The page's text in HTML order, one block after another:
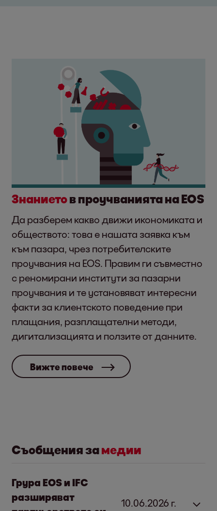
Знаниетов проучванията на EOS
Да разберем какво движи икономиката и
обществото: това е нашата заявка към
към пазара, чрез потребителските
проучвания на EOS. Правим ги съвместно
с реномирани институти за пазарни
проучвания и те установяват интересни
факти за клиентското поведение при
плащания, разплащателни методи,
дигитализацията и ползите от данните.
Вижте повече
Съобщения замедии
Груpa EOS и IFC
разширяват
10.06.2026 г.